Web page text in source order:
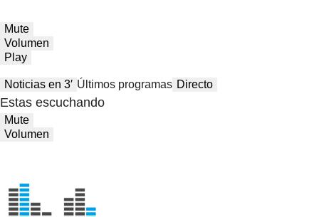
Mute
Volumen
Play
Noticias en 3′ Últimos programas Directo
Estas escuchando
Mute
Volumen